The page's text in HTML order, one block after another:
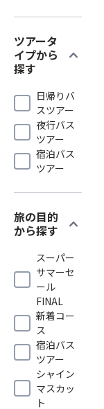
ツアータ
イプから
探す
expand_more
日帰りバ
スツアー
夜行バス
ツアー
宿泊バス
ツアー
旅の目的
から探す
expand_more
スーパー
サマーセ
ール
FINAL
新着コー
ス
宿泊バス
ツアー
シャイン
マスカッ
ト